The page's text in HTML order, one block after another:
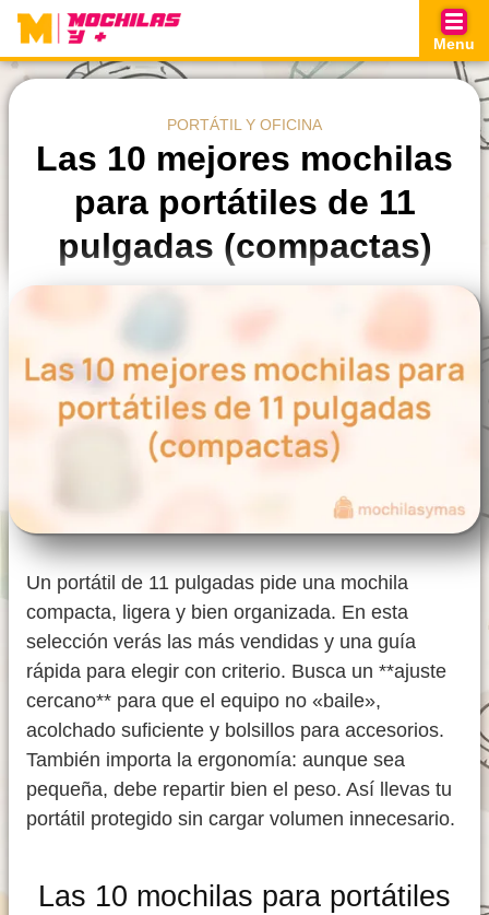
Skip
content
Menu
PORTÁTIL Y OFICINA
Las 10 mejores mochilas
para portátiles de 11
pulgadas (compactas)
Un portátil de 11 pulgadas pide una mochila
compacta, ligera y bien organizada. En esta
selección verás las más vendidas y una guía
rápida para elegir con criterio. Busca un **ajuste
cercano** para que el equipo no «baile»,
acolchado suficiente y bolsillos para accesorios.
También importa la ergonomía: aunque sea
pequeña, debe repartir bien el peso. Así llevas tu
portátil protegido sin cargar volumen innecesario.
Las 10 mochilas para portátiles